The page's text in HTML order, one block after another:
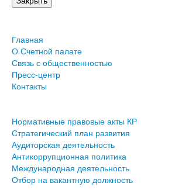
Главная
О Счетной палате
Связь с общественностью
Пресс-центр
Контакты
Нормативные правовые акты КР
Стратегический план развития
Аудиторская деятельность
Антикоррупционная политика
Международная деятельность
Отбор на вакантную должность